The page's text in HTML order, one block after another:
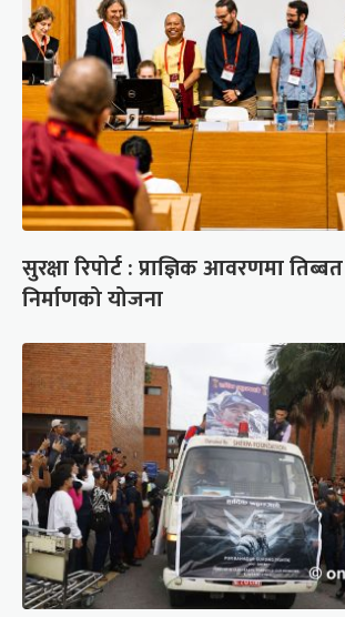
सुरक्षा रिपोर्ट : प्राज्ञिक आवरणमा
निर्माणको योजना